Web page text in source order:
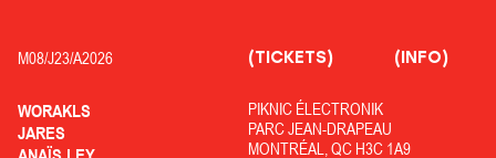
M08/J23/A2026
WORAKLS
JARES
PIKNIC ÉLECTRONIK
PARC JEAN-DRAPEAU
MONTRÉAL, QC H3C 1A9
(TICKETS) (INFO)